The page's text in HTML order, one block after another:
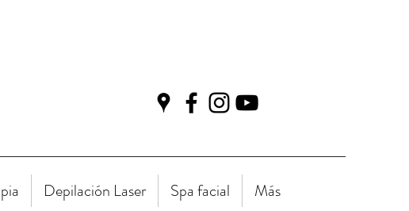
Depilación Laser Spa facial Más